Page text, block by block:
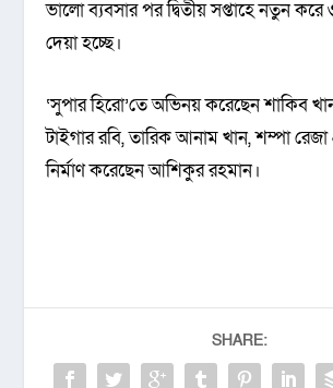
ভালো ব্যবসার পর দ্বিতীয় সপ্তাহে নতুন করে
দেয়া হচ্ছে।
‘সুপার হিরো’তে অভিনয় করেছেন শাকিব
টাইগার রবি, তারিক আনাম খান, শম্পা রেজা
নির্মাণ করেছেন আশিকুর রহমান।
SHARE: